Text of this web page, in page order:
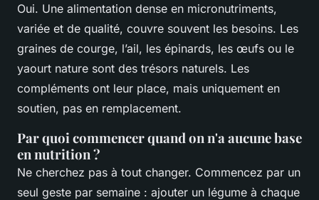
Oui. Une alimentation dense en micronutriments,
variée et de qualité, couvre souvent les besoins. Les
graines de courge, l’ail, les épinards, les œufs ou le
yaourt nature sont des trésors naturels. Les
compléments ont leur place, mais uniquement en
soutien, pas en remplacement.
Par quoi commencer quand on n'a aucune base
en nutrition ?
Ne cherchez pas à tout changer. Commencez par un
seul geste par semaine : ajouter un légume à chaque